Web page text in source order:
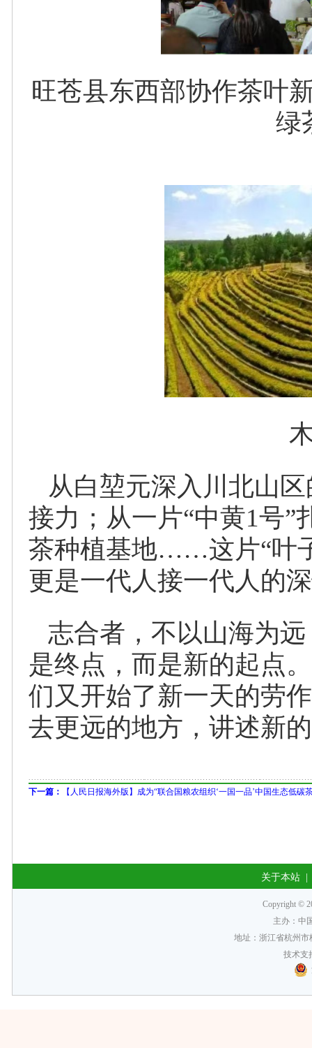
旺苍县东西部协作茶叶
绿
从白堃元深入川北山
接力；从一片“中黄1号
茶种植基地……这片“叶
更是一代人接一代人的
志合者，不以山海为
是终点，而是新的起点
们又开始了新一天的劳
去更远的地方，讲述新
下一篇： 【人民日报海外版】成为“联合国粮农组织‘一国一品’中国生态低碳
关于本站
Copyright ©
主办：中
地址：浙江省杭州
技术支